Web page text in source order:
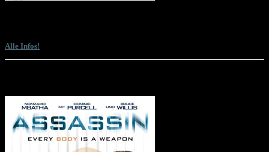
Alle Infos!